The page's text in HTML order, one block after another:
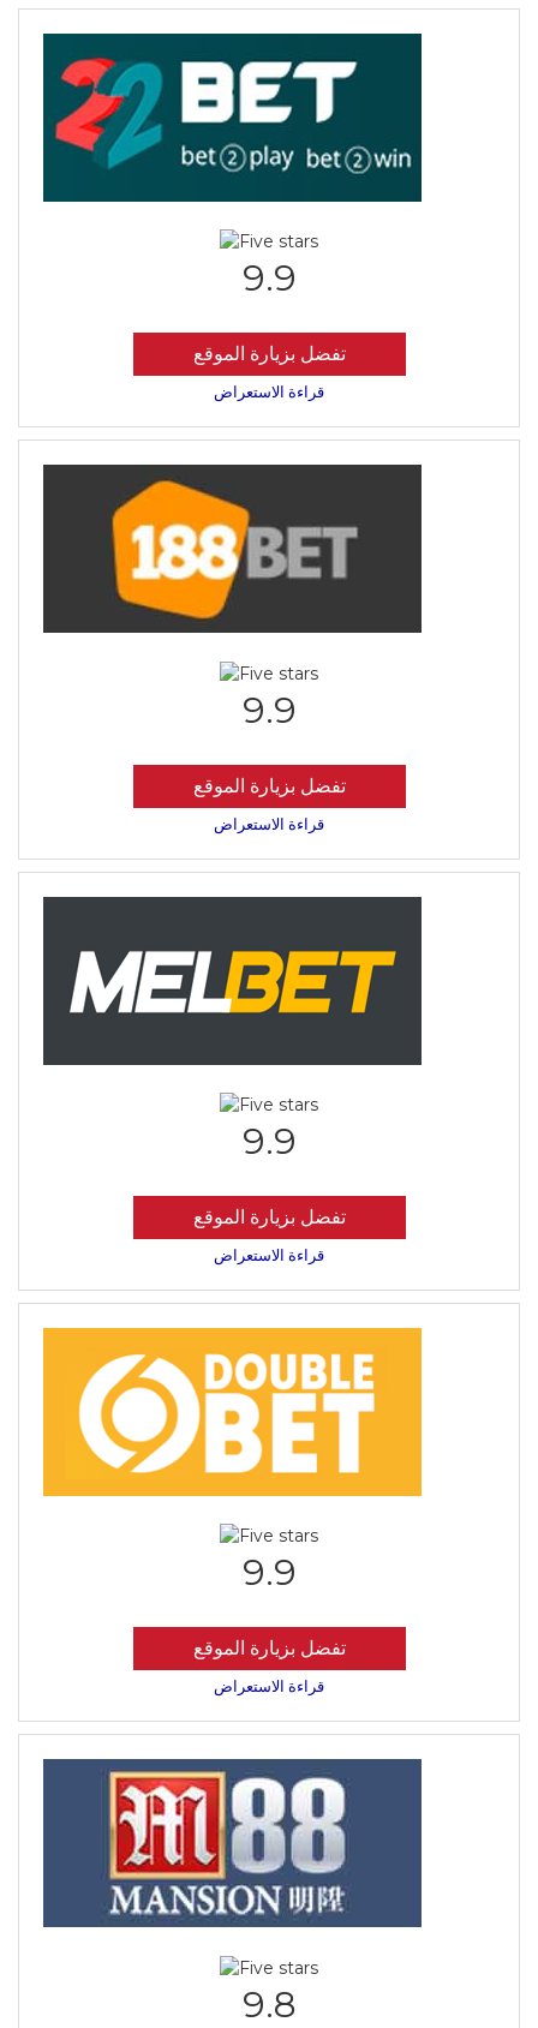
9.9
تفضل بزيارة الموقع
قراءة الاستعراض
9.9
تفضل بزيارة الموقع
قراءة الاستعراض
9.9
تفضل بزيارة الموقع
قراءة الاستعراض
9.9
تفضل بزيارة الموقع
قراءة الاستعراض
9.8